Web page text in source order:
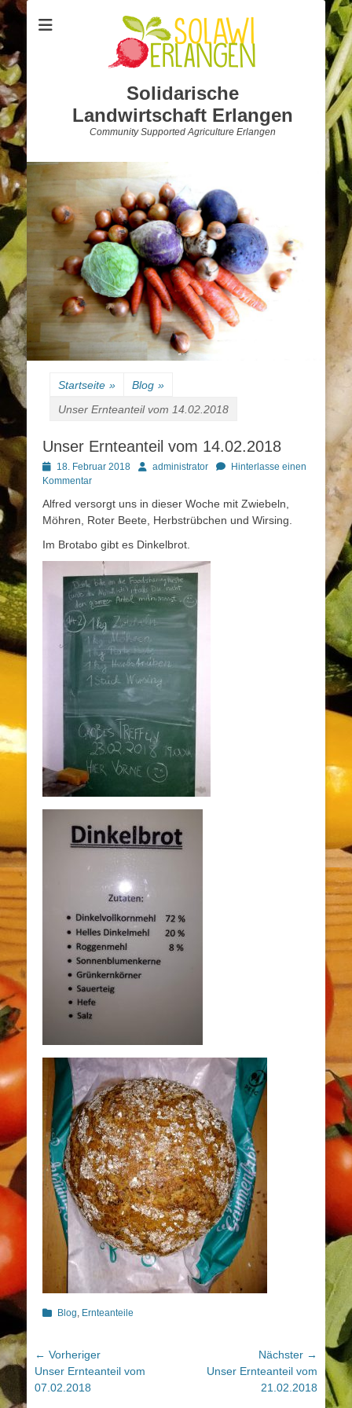
Solidarische
Landwirtschaft Erlangen
Community Supported Agriculture Erlangen
Startseite » Blog »
Unser Ernteanteil vom 14.02.2018
Unser Ernteanteil vom 14.02.2018
Posted
on
18. Februar 2018 Autoradministrator
Hinterlasse einen
Kommentar
Alfred versorgt uns in dieser Woche mit Zwiebeln,
Möhren, Roter Beete, Herbstrübchen und Wirsing.
Im Brotabo gibt es Dinkelbrot.
Kategorien
Blog, Ernteanteile
Beitragsnavigation
← Vorheriger
Vorheriger
Beitrag:
Unser Ernteanteil vom
07.02.2018
Nächster →
NächsterUnser Ernteanteil vom
21.02.2018